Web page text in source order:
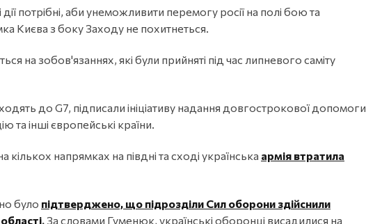
потрібні, аби унеможливити перемогу росії на полі бою та
Києва з боку Заходу не похитнеться.
на зобов'язаннях, які були прийняті під час липневого саміту
до G7, підписали ініціативу надання довгострокової допомоги
інші європейські країни.
напрямках на півдні та сході українська армія втратила
було підтверджено, що підрозділи Сил оборони здійснили
. За словами Гуменюк, українські оборонці висадилися на